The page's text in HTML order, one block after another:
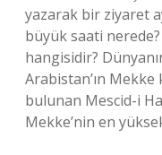
yazarak bir ziyaret
büyük saati
hangisidir?
Arabistan’ın
bulunan Mescid-i
Mekke’nin en